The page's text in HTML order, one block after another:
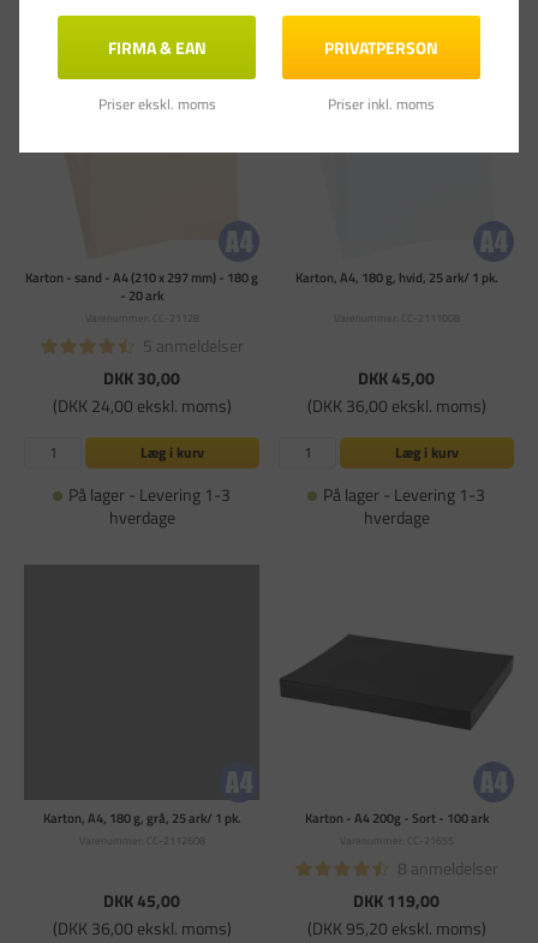
Karton - sand - A4 (210 x 297 mm) - 180 g
- 20 ark
Varenummer: CC-21128
5 anmeldelser
DKK 30,00
(DKK 24,00 ekskl. moms)
Læg i kurv
På lager - Levering 1-3
hverdage
Karton, A4, 180 g, hvid, 25 ark/ 1 pk.
Varenummer: CC-2111008
DKK 45,00
(DKK 36,00 ekskl. moms)
Læg i kurv
På lager - Levering 1-3
hverdage
Karton, A4, 180 g, grå, 25 ark/ 1 pk.
Varenummer: CC-2112608
DKK 45,00
(DKK 36,00 ekskl. moms)
Karton - A4 200g - Sort - 100 ark
Varenummer: CC-21655
8 anmeldelser
DKK 119,00
(DKK 95,20 ekskl. moms)
FIRMA & EAN
Priser ekskl. moms
PRIVATPERSON
Priser inkl. moms